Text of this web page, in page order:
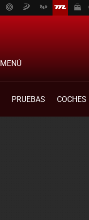
MENÚ
PRUEBAS COCHES